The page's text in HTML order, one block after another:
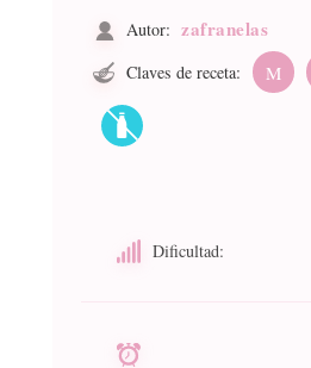
Autor: zafranelas
Claves de receta: M
Dificultad: